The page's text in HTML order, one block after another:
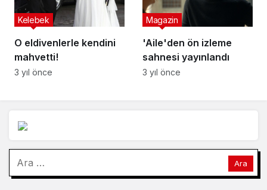
O eldivenlerle kendini
mahvetti!
Kelebek
3 yıl önce
'Aile'den ön izleme
sahnesi yayınlandı
Magazin
3 yıl önce